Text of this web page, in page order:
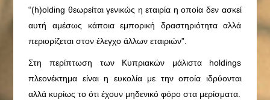
“(h)olding θεωρείται γενικώς η εταιρία η οποία δεν ασκεί
αυτή αμέσως κάποια εμπορική δραστηριότητα αλλά
περιορίζεται στον έλεγχο άλλων εταιριών”.
Στη περίπτωση των Κυπριακών μάλιστα holdings
πλεονέκτημα είναι η ευκολία με την οποία ιδρύονται
αλλά κυρίως το ότι έχουν μηδενικό φόρο στα μερίσματα.